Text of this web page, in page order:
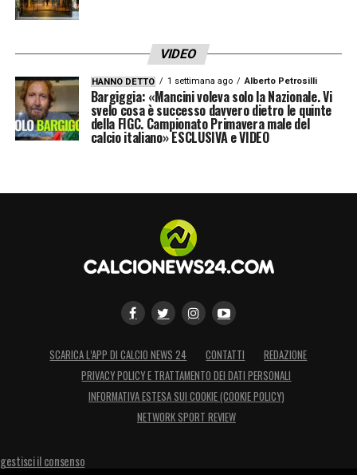
LA PLAYLIST DELLE NOSTRE TOP NEWS
VIDEO
HANNO DETTO 1 settimana ago Alberto Petrosilli
Bargiggia: «Mancini voleva solo la Nazionale. Vi
svelo cosa è successo davvero dietro le quinte
della FIGC. Campionato Primavera male del
calcio italiano» ESCLUSIVA e VIDEO
SCARICA L’APP DI CALCIO NEWS 24 CONTATTI
REDAZIONE
PRIVACY POLICY E TRATTAMENTO DEI DATI PERSONALI
INFORMATIVA ESTESA SUI COOKIE (COOKIE POLICY)
NETWORK SPORT REVIEW
gestisci il consenso